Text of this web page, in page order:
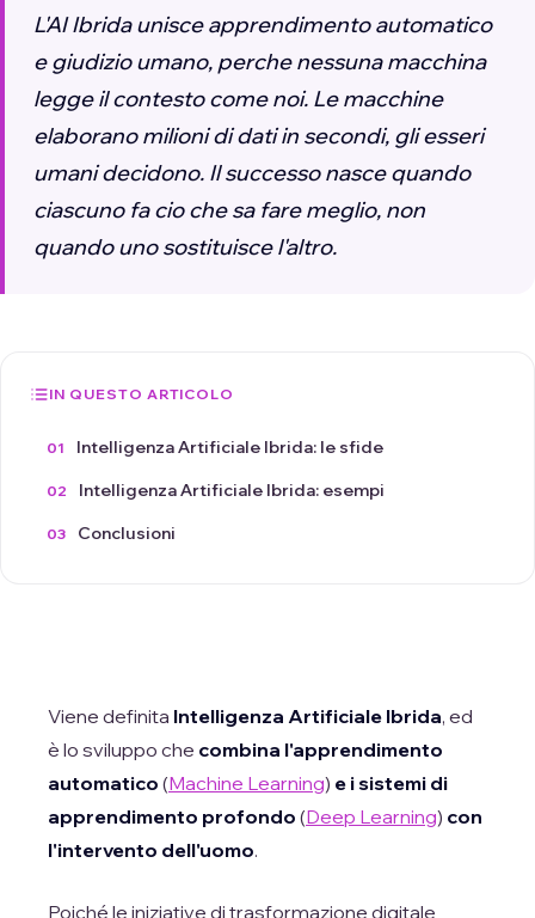
L'AI Ibrida unisce apprendimento automatico
e giudizio umano, perche nessuna macchina
legge il contesto come noi. Le macchine
elaborano milioni di dati in secondi, gli esseri
umani decidono. Il successo nasce quando
ciascuno fa cio che sa fare meglio, non
quando uno sostituisce l'altro.
IN QUESTO ARTICOLO
Intelligenza Artificiale Ibrida: le sfide
Intelligenza Artificiale Ibrida: esempi
Conclusioni
Viene definita Intelligenza Artificiale Ibrida, ed
è lo sviluppo che combina l'apprendimento
automatico (Machine Learning) e i sistemi di
apprendimento profondo (Deep Learning) con
l'intervento dell'uomo.
Poiché le iniziative di trasformazione digitale